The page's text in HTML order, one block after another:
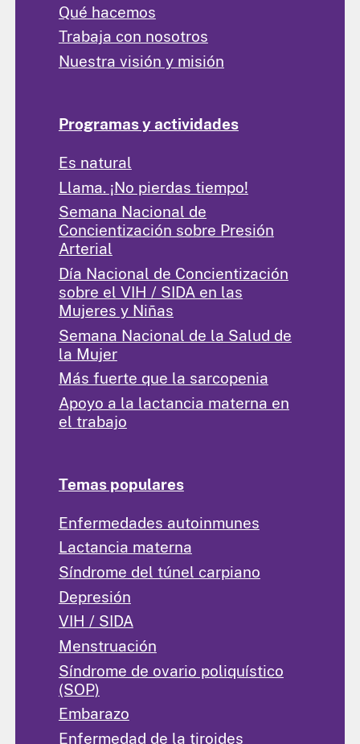
Qué hacemos
Trabaja con nosotros
Nuestra visión y misión
Programas y actividades
Es natural
Llama. ¡No pierdas tiempo!
Semana Nacional de
Concientización sobre Presión
Arterial
Día Nacional de Concientización
sobre el VIH / SIDA en las
Mujeres y Niñas
Semana Nacional de la Salud de
la Mujer
Más fuerte que la sarcopenia
Apoyo a la lactancia materna en
el trabajo
Temas populares
Enfermedades autoinmunes
Lactancia materna
Síndrome del túnel carpiano
Depresión
VIH / SIDA
Menstruación
Síndrome de ovario poliquístico
(SOP)
Embarazo
Enfermedad de la tiroides